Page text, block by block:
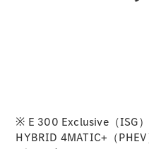
※ E 300 Exclusive（ISG
HYBRID 4MATIC+（